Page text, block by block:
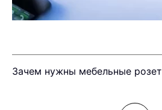
Зачем нужны мебельные